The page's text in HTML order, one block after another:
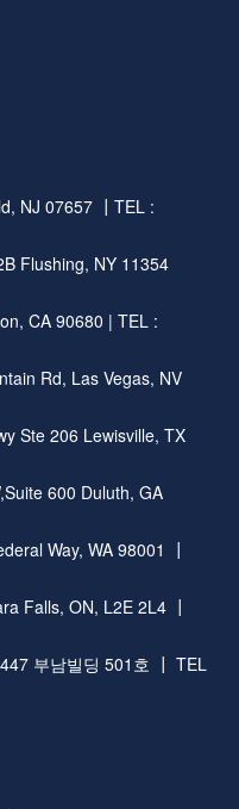
NJ 07657 ┃TEL :
Flushing, NY 11354
CA 90680 | TEL :
Rd, Las Vegas, NV
Ste 206 Lewisville, TX
600 Duluth, GA
Way, WA 98001 ┃
Falls, ON, L2E 2L4 ┃
부남빌딩 501호 ┃ TEL